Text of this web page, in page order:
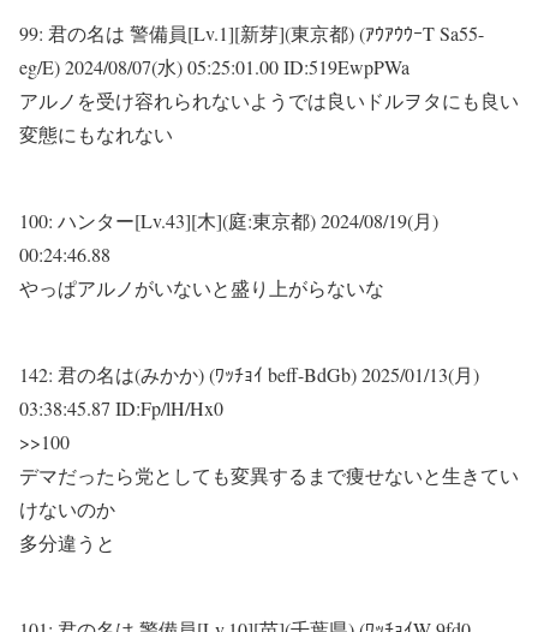
99: 君の名は 警備員[Lv.1][新芽](東京都) (ｱｳｱｳｳｰT Sa55-
eg/E)2024/08/07(水) 05:25:01.00 ID:519EwpPWa
アルノを受け容れられないようでは良いドルヲタにも良い
変態にもなれない
100: ハンター[Lv.43][木](庭:東京都)2024/08/19(月)
00:24:46.88
やっぱアルノがいないと盛り上がらないな
142: 君の名は(みかか) (ﾜｯﾁｮｲ beff-BdGb)2025/01/13(月)
03:38:45.87 ID:Fp/lH/Hx0
>>100
デマだったら党としても変異するまで痩せないと生きてい
けないのか
多分違うと